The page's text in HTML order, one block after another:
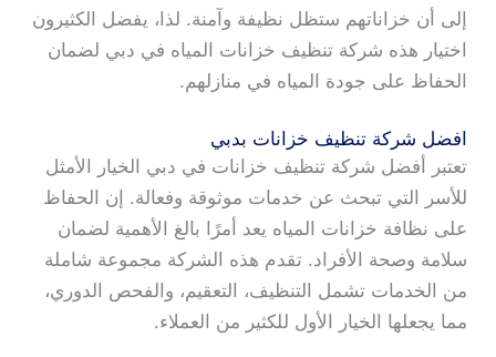
إلى أن خزاناتهم ستظل نظيفة وآمنة. لذا، يفضل الكثيرون
اختيار هذه شركة تنظيف خزانات المياه في دبي لضمان
الحفاظ على جودة المياه في منازلهم.
افضل شركة تنظيف خزانات بدبي
تعتبر أفضل شركة تنظيف خزانات في دبي الخيار الأمثل
للأسر التي تبحث عن خدمات موثوقة وفعالة. إن الحفاظ
على نظافة خزانات المياه يعد أمرًا بالغ الأهمية لضمان
سلامة وصحة الأفراد. تقدم هذه الشركة مجموعة شاملة
من الخدمات تشمل التنظيف، التعقيم، والفحص الدوري،
مما يجعلها الخيار الأول للكثير من العملاء.